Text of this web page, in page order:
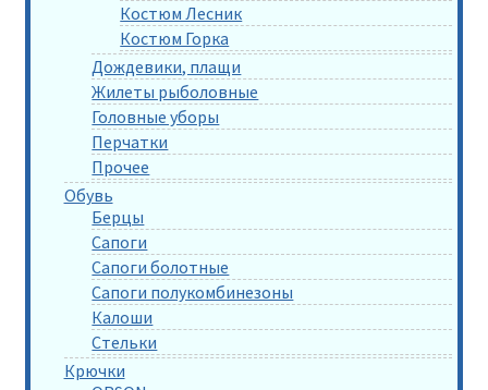
Костюм Лесник
Костюм Горка
Дождевики, плащи
Жилеты рыболовные
Головные уборы
Перчатки
Прочее
Обувь
Берцы
Сапоги
Сапоги болотные
Сапоги полукомбинезоны
Калоши
Стельки
Крючки